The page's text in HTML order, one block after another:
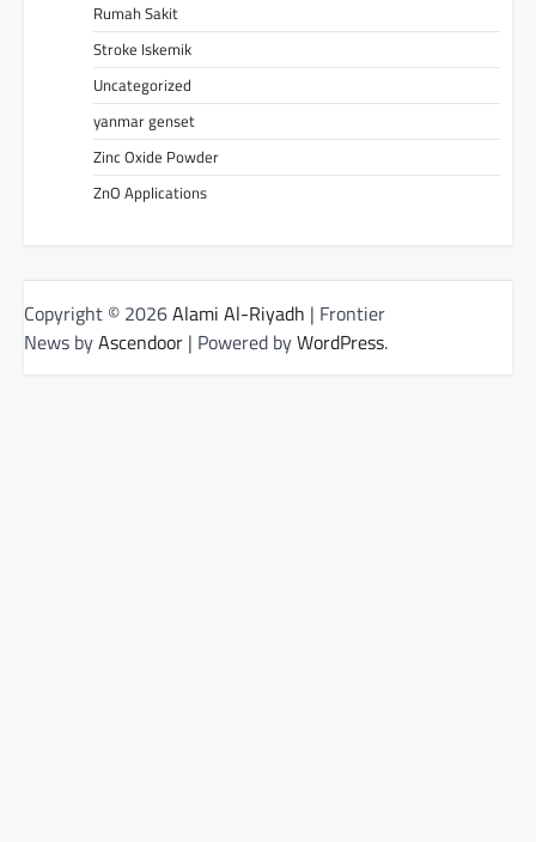
Rumah Sakit
Stroke Iskemik
Uncategorized
yanmar genset
Zinc Oxide Powder
ZnO Applications
Copyright © 2026Alami Al-Riyadh | Frontier
News byAscendoor | Powered byWordPress.